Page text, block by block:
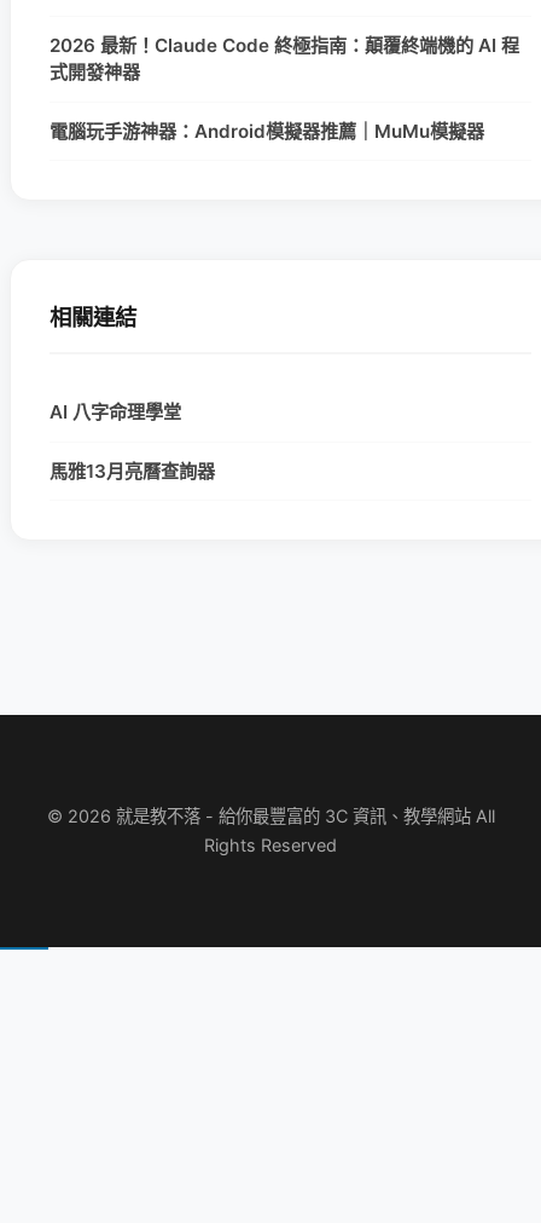
2026 最新！Claude Code 終極指南：顛覆終端機的 AI 程
式開發神器
電腦玩手游神器：Android模擬器推薦｜MuMu模擬器
相關連結
AI 八字命理學堂
馬雅13月亮曆查詢器
© 2026 就是教不落 - 給你最豐富的 3C 資訊、教學網站 All
Rights Reserved